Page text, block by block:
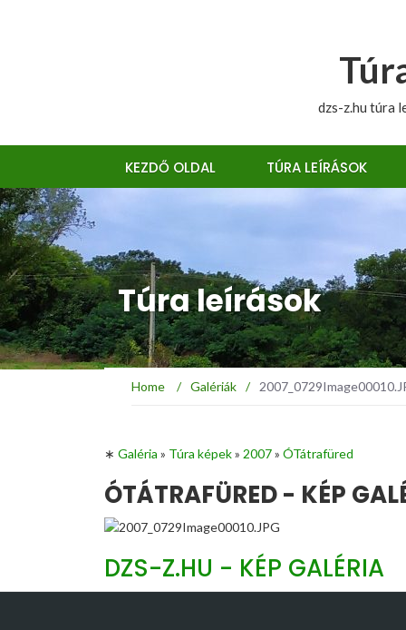
dzs-z.hu túra
KEZDŐ OLDAL TÚRA LEÍRÁSOK
Túra leírások
Home / Galériák /
∗ Galéria » Túra képek» 2007» ÓTátrafüred
ÓTÁTRAFÜRED - KÉP
DZS-Z.HU - KÉP GALÉRIA